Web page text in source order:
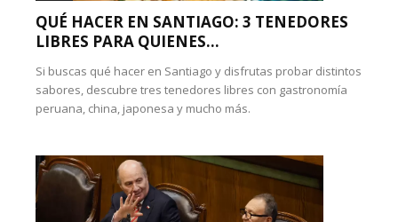
QUÉ HACER EN SANTIAGO: 3 TENEDORES
LIBRES PARA QUIENES...
Si buscas qué hacer en Santiago y disfrutas probar distintos
sabores, descubre tres tenedores libres con gastronomía
peruana, china, japonesa y mucho más.